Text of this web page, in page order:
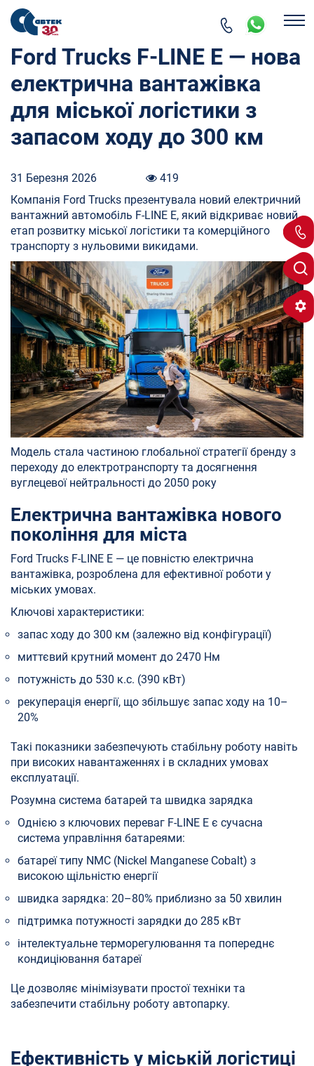
Ford Trucks F-LINE E — нова
електрична вантажівка
для міської логістики з
запасом ходу до 300 км
31 Березня 2026
419
Компанія Ford Trucks презентувала новий електричний
вантажний автомобіль F-LINE E, який відкриває новий
етап розвитку міської логістики та комерційного
транспорту з нульовими викидами.
Модель стала частиною глобальної стратегії бренду з
переходу до електротранспорту та досягнення
вуглецевої нейтральності до 2050 року
Електрична вантажівка нового
покоління для міста
Ford Trucks F-LINE E — це повністю електрична
вантажівка, розроблена для ефективної роботи у
міських умовах.
Ключові характеристики:
запас ходу до 300 км (залежно від конфігурації)
миттєвий крутний момент до 2470 Нм
потужність до 530 к.с. (390 кВт)
рекуперація енергії, що збільшує запас ходу на 10–
20%
Такі показники забезпечують стабільну роботу навіть
при високих навантаженнях і в складних умовах
експлуатації.
Розумна система батарей та швидка зарядка
Однією з ключових переваг F-LINE E є сучасна
система управління батареями:
батареї типу NMC (Nickel Manganese Cobalt) з
високою щільністю енергії
швидка зарядка: 20–80% приблизно за 50 хвилин
підтримка потужності зарядки до 285 кВт
інтелектуальне терморегулювання та попереднє
кондиціювання батареї
Це дозволяє мінімізувати простої техніки та
забезпечити стабільну роботу автопарку.
Ефективність у міській логістиці